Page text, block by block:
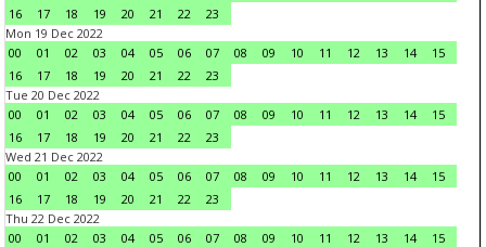
16
17 18 19 20 21 22
23
Mon 19 Dec 2022
00
01 02 03 04 05 06 07 08 09 10 11 12 13 14
15
16
17 18 19 20 21 22
23
Tue 20 Dec 2022
00
01 02 03 04 05 06 07 08 09 10 11 12 13 14
15
16
17 18 19 20 21 22
23
Wed 21 Dec 2022
00
01 02 03 04 05 06 07 08 09 10 11 12 13 14
15
16
17 18 19 20 21 22
23
Thu 22 Dec 2022
00
01 02 03 04 05 06 07 08 09 10 11 12 13 14
15